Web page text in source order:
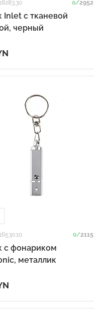
0/2952
Inlet с тканевой
черный
0/2115
с фонариком
металлик